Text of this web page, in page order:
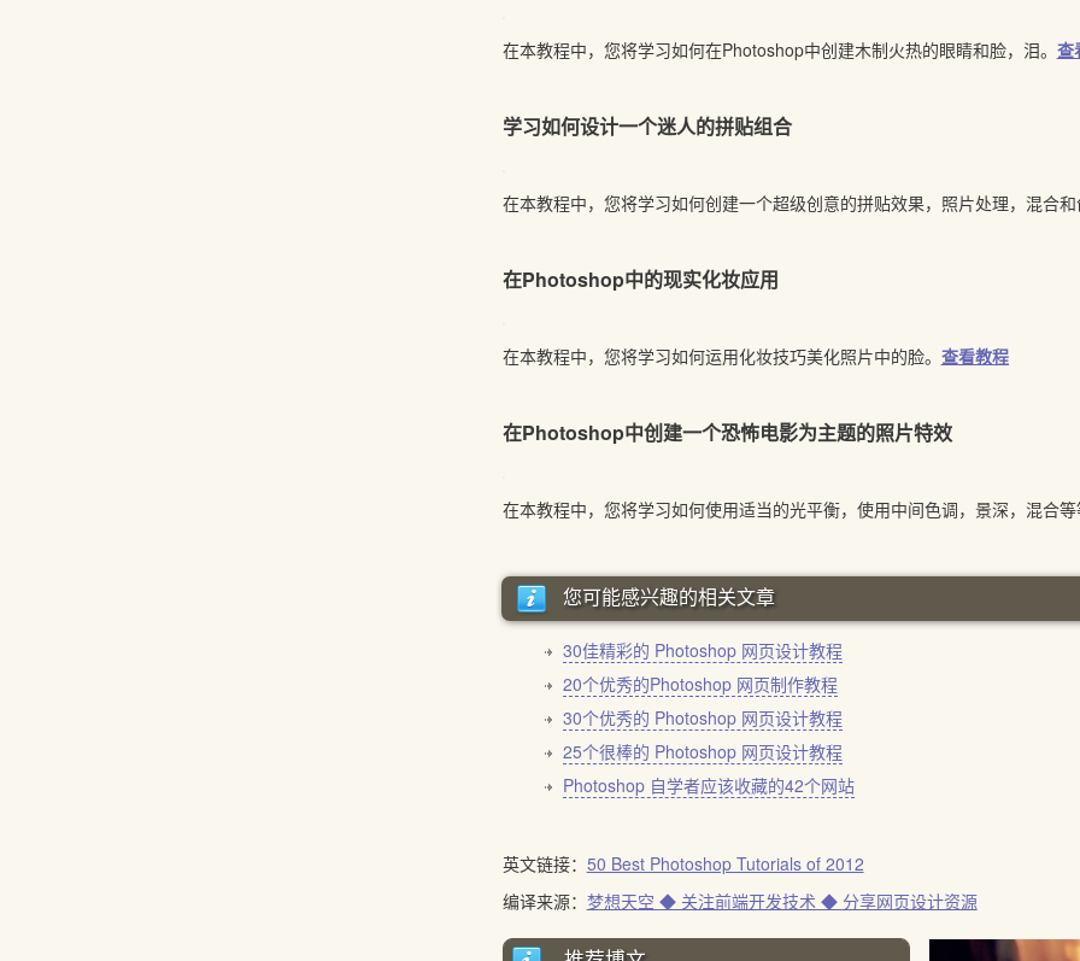
在本教程中，您将学习如何在Photoshop中创建木制火热的眼睛和脸，泪。 查
学习如何设计一个迷人的拼贴组合
在本教程中，您将学习如何创建一个超级创意的拼贴效果，照片处理，混合和
在Photoshop中的现实化妆应用
在本教程中，您将学习如何运用化妆技巧美化照片中的脸。 查看教程
在Photoshop中创建一个恐怖电影为主题的照片特效
在本教程中，您将学习如何使用适当的光平衡，使用中间色调，景深，混合等
您可能感兴趣的相关文章
30佳精彩的 Photoshop 网页设计教程
20个优秀的Photoshop 网页制作教程
30个优秀的 Photoshop 网页设计教程
25个很棒的 Photoshop 网页设计教程
Photoshop 自学者应该收藏的42个网站
英文链接： 50 Best Photoshop Tutorials of 2012
编译来源： 梦想天空 ◆ 关注前端开发技术 ◆ 分享网页设计资源